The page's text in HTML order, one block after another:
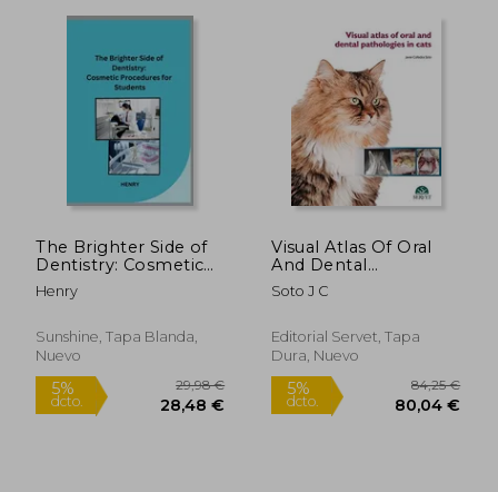
5%
dcto.
The Brighter Side of
Dentistry: Cosmetic
Procedures for
Students (en Inglés)
Henry
Sunshine, Tapa Blanda,
Nuevo
Visual Atlas Of Oral
And Dental
Pathologies In Cats
(Hb 2017) (en Inglés)
Soto J C
Editorial Servet, Tapa
Dura, Nuevo